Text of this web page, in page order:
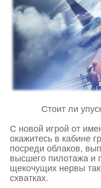
Стоит ли
С новой игрой от
окажитесь в кабине
посреди облаков,
высшего пилотажа и
щекочущих нервы
схватках.